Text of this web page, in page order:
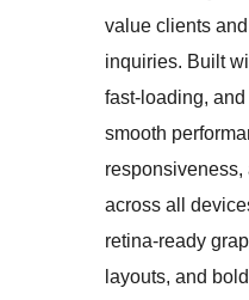
value clients
inquiries. Built
fast-loading,
smooth
across all
retina-ready
layouts, and